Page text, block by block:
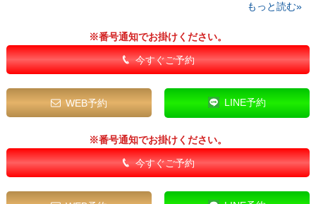
もっと読む»
※番号通知でお掛けください。
今すぐご予約
WEB予約 LINE予約
※番号通知でお掛けください。
今すぐご予約